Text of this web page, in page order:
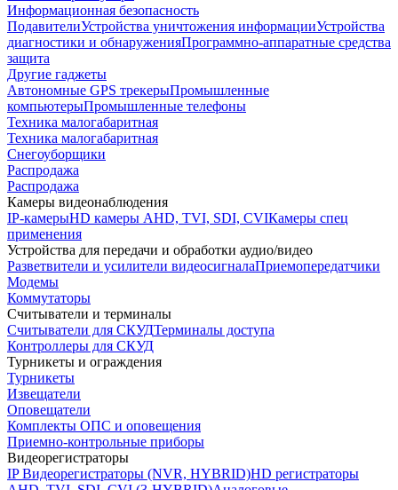
Информационная безопасность
ПодавителиУстройства уничтожения информацииУстройства
диагностики и обнаруженияПрограммно-аппаратные средства
защита
Другие гаджеты
Автономные GPS трекерыПромышленные
компьютерыПромышленные телефоны
Техника малогабаритная
Техника малогабаритная
Снегоуборщики
Распродажа
Распродажа
Камеры видеонаблюдения
IP-камерыHD камеры AHD, TVI, SDI, CVIКамеры спец
применения
Устройства для передачи и обработки аудио/видео
Разветвители и усилители видеосигналаПриемопередатчики
Модемы
Коммутаторы
Считыватели и терминалы
Считыватели для СКУДТерминалы доступа
Контроллеры для СКУД
Турникеты и ограждения
Турникеты
Извещатели
Оповещатели
Комплекты ОПС и оповещения
Приемно-контрольные приборы
Видеорегистраторы
IP Видеорегистраторы (NVR, HYBRID)HD регистраторы